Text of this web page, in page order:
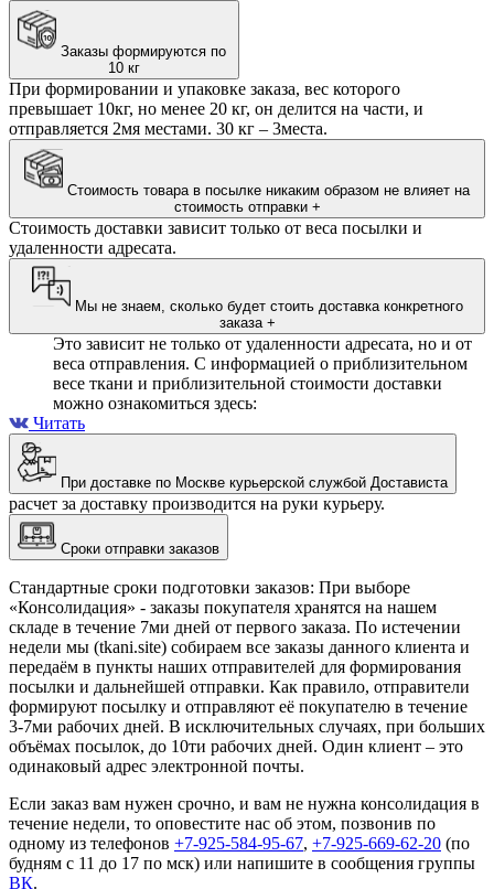
Заказы формируются по
10 кг
При формировании и упаковке заказа, вес которого
превышает 10кг, но менее 20 кг, он делится на части, и
отправляется 2мя местами. 30 кг – 3места.
стоимость отправки +
Стоимость доставки зависит только от веса посылки и
удаленности адресата.
Мы не знаем, сколько будет стоить доставка конкретного
заказа +
Это зависит не только от удаленности адресата, но и от
веса отправления. С информацией о приблизительном
весе ткани и приблизительной стоимости доставки
можно ознакомиться здесь:
Читать
При доставке по Москве курьерской службой Достависта
расчет за доставку производится на руки курьеру.
Сроки отправки заказов
Стандартные сроки подготовки заказов: При выборе
«Консолидация» - заказы покупателя хранятся на нашем
складе в течение 7ми дней от первого заказа. По истечении
недели мы (tkani.site) собираем все заказы данного клиента и
передаём в пункты наших отправителей для формирования
посылки и дальнейшей отправки. Как правило, отправители
формируют посылку и отправляют её покупателю в течение
3-7ми рабочих дней. В исключительных случаях, при больших
объёмах посылок, до 10ти рабочих дней. Один клиент – это
одинаковый адрес электронной почты.
Если заказ вам нужен срочно, и вам не нужна консолидация в
течение недели, то оповестите нас об этом, позвонив по
одному из телефонов +7-925-584-95-67, +7-925-669-62-20 (по
будням с 11 до 17 по мск) или напишите в сообщения группы
ВК.